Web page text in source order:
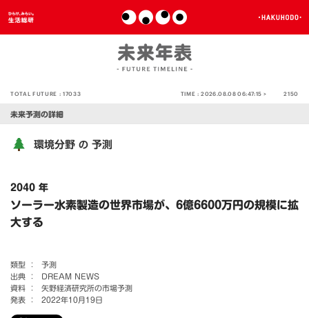
TOTAL FUTURE :17033 TIME :2026.08.08 06:47:16 > 2150
未来予測の詳細
環境分野 の 予測
2040 年
ソーラー水素製造の世界市場が、6億6600万円の規模に拡
大する
類型 ：
予測
出典 ：
DREAM NEWS
資料 ：
矢野経済研究所の市場予測
発表 ：
2022年10月19日